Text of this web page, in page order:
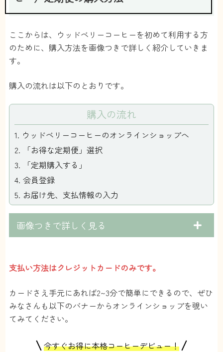
ここからは、ウッドベリーコーヒーを初めて利用する方
のために、購入方法を画像つきで詳しく紹介していきま
す。
購入の流れは以下のとおりです。
購入の流れ
ウッドベリーコーヒーのオンラインショップへ
「お得な定期便」選択
「定期購入する」
会員登録
お届け先、支払情報の入力
画像つきで詳しく見る
支払い方法はクレジットカードのみです。
カードさえ手元にあれば2~3分で簡単にできるので、ぜひ
みなさんも以下のバナーからオンラインショップを覗い
てみてください。
今すぐお得に本格コーヒーデビュー！